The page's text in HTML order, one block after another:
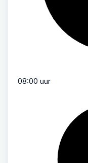
08:00 uur